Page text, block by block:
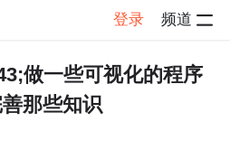
登录 频道
帖子详情
做一些可视化的程序
那些知识